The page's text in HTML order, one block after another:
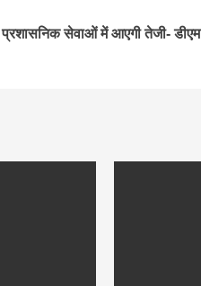
सेवाओं में आएगी तेजी- डीएम